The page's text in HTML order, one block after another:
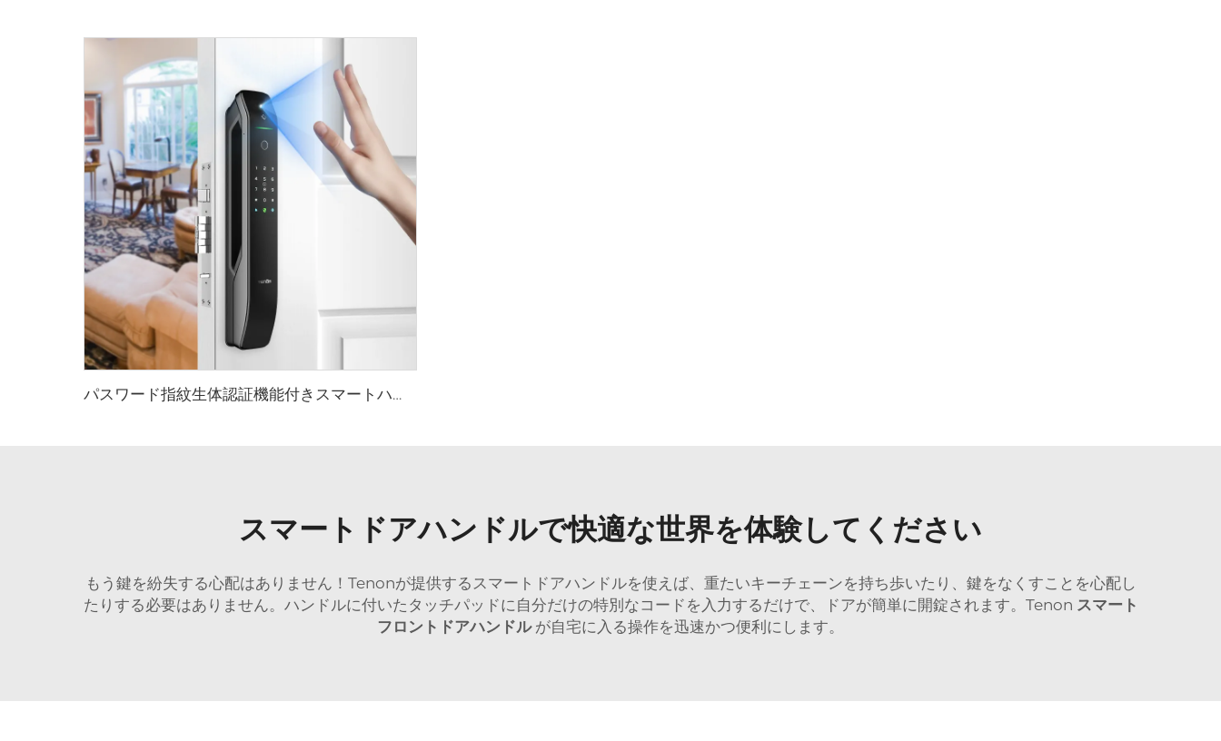
パスワード指紋生体認証機能付きスマートハウスロック Tenon A6 Pro
スマートドアハンドルで快適な世界を体験してください
もう鍵を紛失する心配はありません！Tenonが提供するスマートドアハンドルを使えば、重たいキーチェーンを持ち歩いたり、鍵をなくすことを心配し
たりする必要はありません。ハンドルに付いたタッチパッドに自分だけの特別なコードを入力するだけで、ドアが簡単に開錠されます。Tenon スマート
フロントドアハンドル が自宅に入る操作を迅速かつ便利にします。